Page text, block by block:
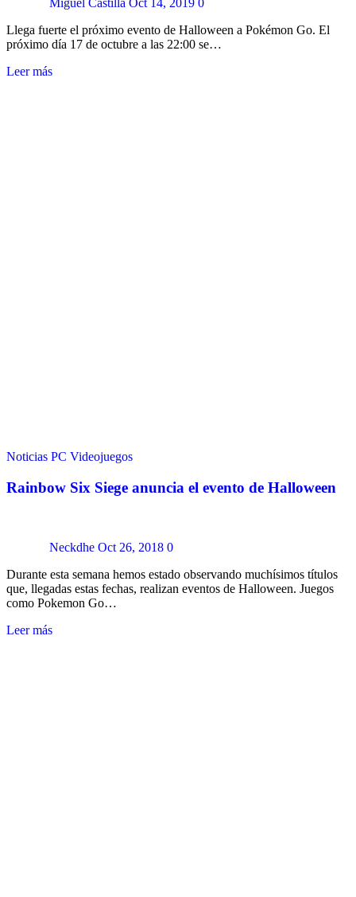
Miguel Castilla Oct 14, 2019 0
Llega fuerte el próximo evento de Halloween a Pokémon Go. El
próximo día 17 de octubre a las 22:00 se…
Leer más
Noticias PC Videojuegos
Rainbow Six Siege anuncia el evento de Halloween
Neckdhe Oct 26, 2018 0
Durante esta semana hemos estado observando muchísimos títulos
que, llegadas estas fechas, realizan eventos de Halloween. Juegos
como Pokemon Go…
Leer más